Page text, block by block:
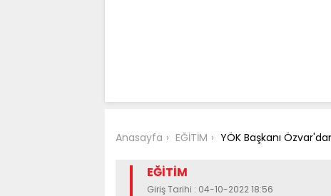
Anasayfa EĞİTİM YÖK Başkanı
EĞİTİM
Giriş Tarihi : 04-10-2022 18:56